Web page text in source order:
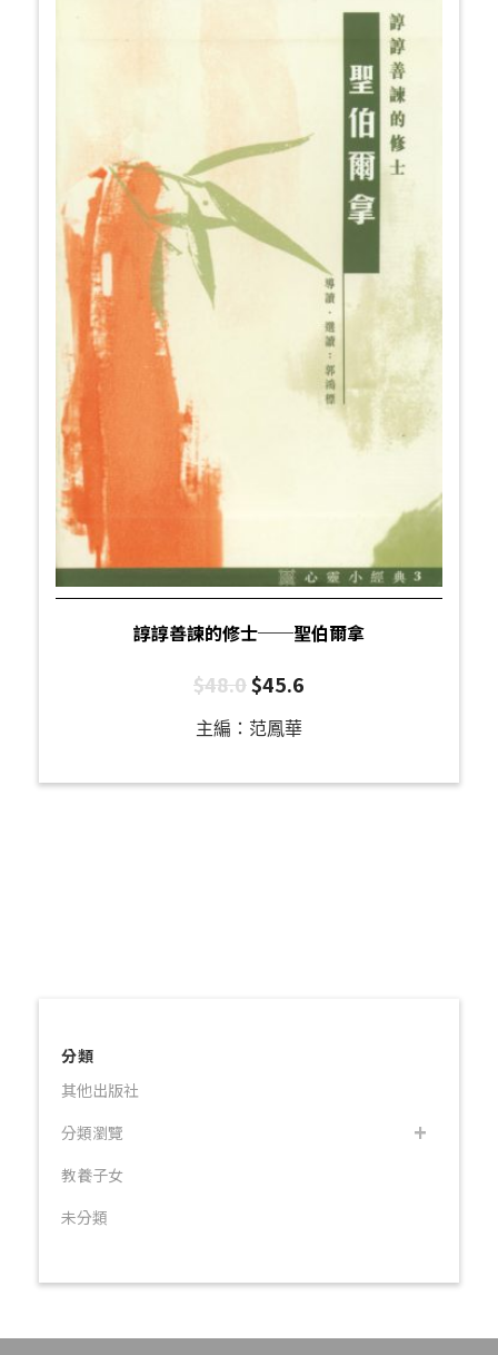
諄諄善諫的修士──聖伯爾拿
$48.0$45.6
主編：范鳳華
分類
其他出版社
分類瀏覽
教養子女
未分類